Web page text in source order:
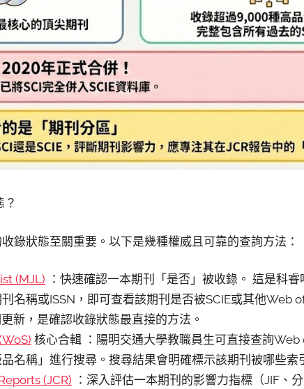
錄狀態至關重要。以下是幾種權威且可靠的查詢方法：
(MJL) ：快速確認一本期刊「是否」被收錄。 這是科
名稱或ISSN，即可查看該期刊是否被SCIE或其他Web
新，是確認收錄狀態最直接的方法。
核心合輯 ：陽明交通大學教職員生可直接查詢
名稱」進行搜尋。搜尋結果會明確標示該期刊被哪些索
(JCR) ：深入評估一本期刊的影響力指標（JIF、